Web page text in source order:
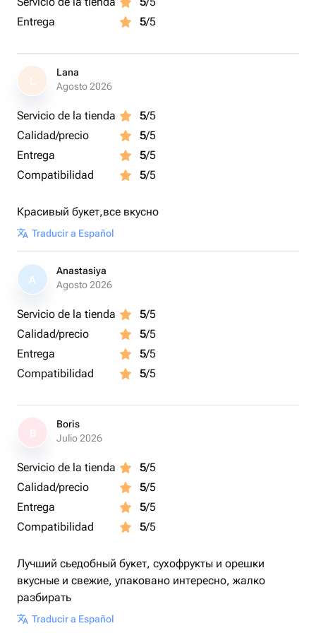
Entrega
5/5
L
Lana
Agosto 2026
Servicio de la tienda 5/5
Calidad/precio
5/5
Entrega
5/5
Compatibilidad
5/5
Красивый букет,все вкусно
Traducir a Español
A
Anastasiya
Agosto 2026
Servicio de la tienda 5/5
Calidad/precio
5/5
Entrega
5/5
Compatibilidad
5/5
Boris
Julio 2026
Servicio de la tienda 5/5
Calidad/precio
5/5
Entrega
5/5
Compatibilidad
5/5
Лучший сьедобный букет, сухофрукты и орешки
вкусные и свежие, упаковано интересно, жалко
разбирать
Traducir a Español